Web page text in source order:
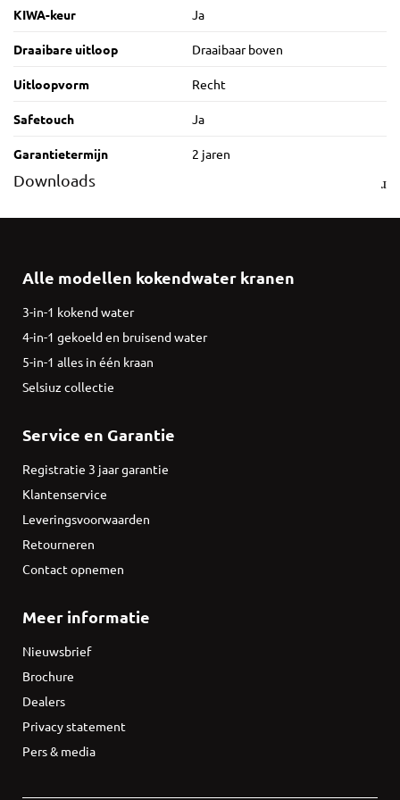
KIWA-keur Ja
Draaibare uitloop Draaibaar boven
Uitloopvorm Recht
Safetouch Ja
Garantietermijn 2 jaren
Downloads
Alle modellen kokendwater kranen
3-in-1 kokend water
4-in-1 gekoeld en bruisend water
5-in-1 alles in één kraan
Selsiuz collectie
Service en Garantie
Registratie 3 jaar garantie
Klantenservice
Leveringsvoorwaarden
Retourneren
Contact opnemen
Meer informatie
Nieuwsbrief
Brochure
Dealers
Privacy statement
Pers & media